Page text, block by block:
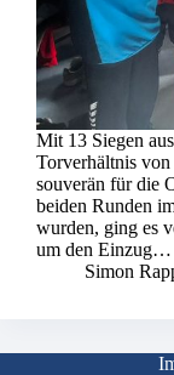
Mit 13 Siegen
Torverhältnis
souverän für die
beiden Runden
wurden, ging es
um den Einzug…
Simon